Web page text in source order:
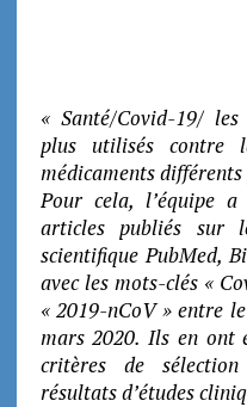
« Santé/Covid-19/
plus utilisés contre
médicaments
Pour cela, l’équipe
articles publiés sur
scientifique PubMed,
avec les mots-clés «
« 2019-nCoV » entre
mars 2020. Ils en ont
critères de
résultats d’études